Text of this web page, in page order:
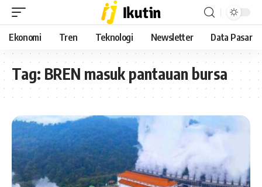
Ekonomi Tren Teknologi Newsletter Data Pasar
Tag: BREN masuk pantauan bursa